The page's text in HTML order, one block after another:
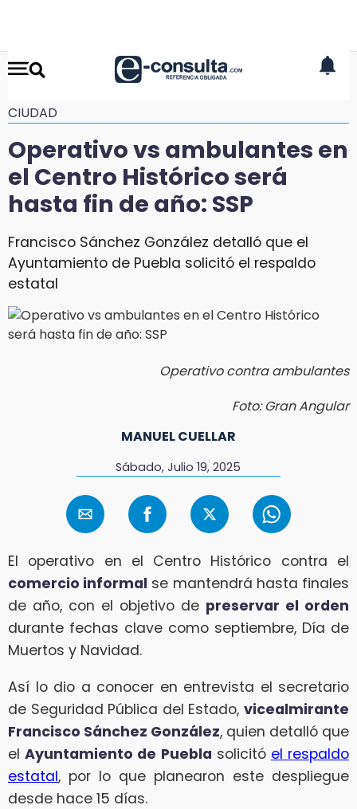
CIUDAD
Operativo vs ambulantes en
el Centro Histórico será
hasta fin de año: SSP
Francisco Sánchez González detalló que el
Ayuntamiento de Puebla solicitó el respaldo
estatal
Operativo contra ambulantes
Foto: Gran Angular
MANUEL CUELLAR
Sábado, Julio 19, 2025
El operativo en el Centro Histórico contra el
comercio informal se mantendrá hasta finales
de año, con el objetivo de preservar el orden
durante fechas clave como septiembre, Día de
Muertos y Navidad.
Así lo dio a conocer en entrevista el secretario
de Seguridad Pública del Estado, vicealmirante
Francisco Sánchez González, quien detalló que
elAyuntamiento de Puebla solicitó el respaldo
estatal, por lo que planearon este despliegue
desde hace 15 días.